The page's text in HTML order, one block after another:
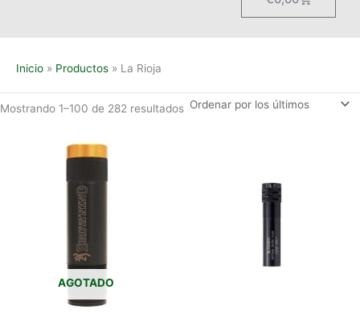
Inicio Productos La Rioja
Mostrando 1–100 de 282 resultados
AGOTADO